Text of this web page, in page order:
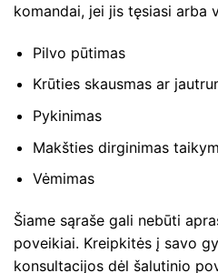
komandai, jei jis tęsiasi arba
Pilvo pūtimas
Krūties skausmas ar
Pykinimas
Makšties dirginimas
Vėmimas
Šiame sąraše gali nebūti
poveikiai. Kreipkitės į savo
konsultacijos dėl šalutinio